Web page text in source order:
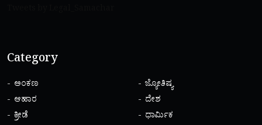
Category
ಅಂಕಣ
ಆಹಾರ
ಕ್ರೀಡೆ
ಜ್ಯೋತಿಷ್ಯ
ದೇಶ
ಧಾರ್ಮಿಕ